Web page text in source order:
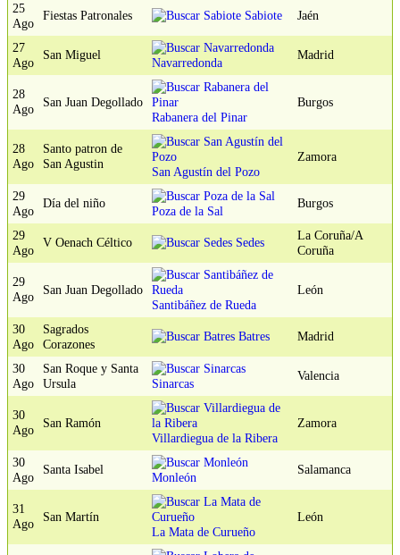
25
Ago
Fiestas Patronales Sabiote Jaén
27
Ago
San Miguel
Navarredonda
Madrid
28
Ago
San Juan Degollado
Rabanera del Pinar
Burgos
28
Ago
Santo patron de
San Agustin
San Agustín del Pozo
Zamora
29
Ago
Día del niño
Poza de la Sal
Burgos
29
Ago
V Oenach Céltico Sedes
La Coruña/A
Coruña
29
Ago
San Juan Degollado
Santibáñez de Rueda
León
30
Ago
Sagrados
Corazones
Batres Madrid
30
Ago
San Roque y Santa
Ursula
Sinarcas
Valencia
30
Ago
San Ramón
Villardiegua de la Ribera
Zamora
30
Ago
Santa Isabel
Monleón
Salamanca
31
Ago
San Martín
La Mata de Curueño
León